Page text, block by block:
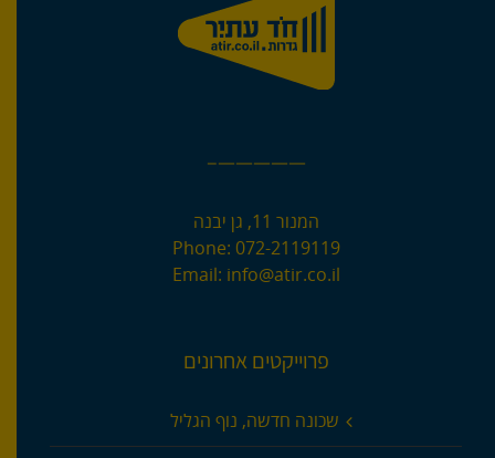
—————–
המנור 11, גן יבנה
Phone: 072-2119119
Email: info@atir.co.il
פרוייקטים אחרונים
שכונה חדשה, נוף הגליל